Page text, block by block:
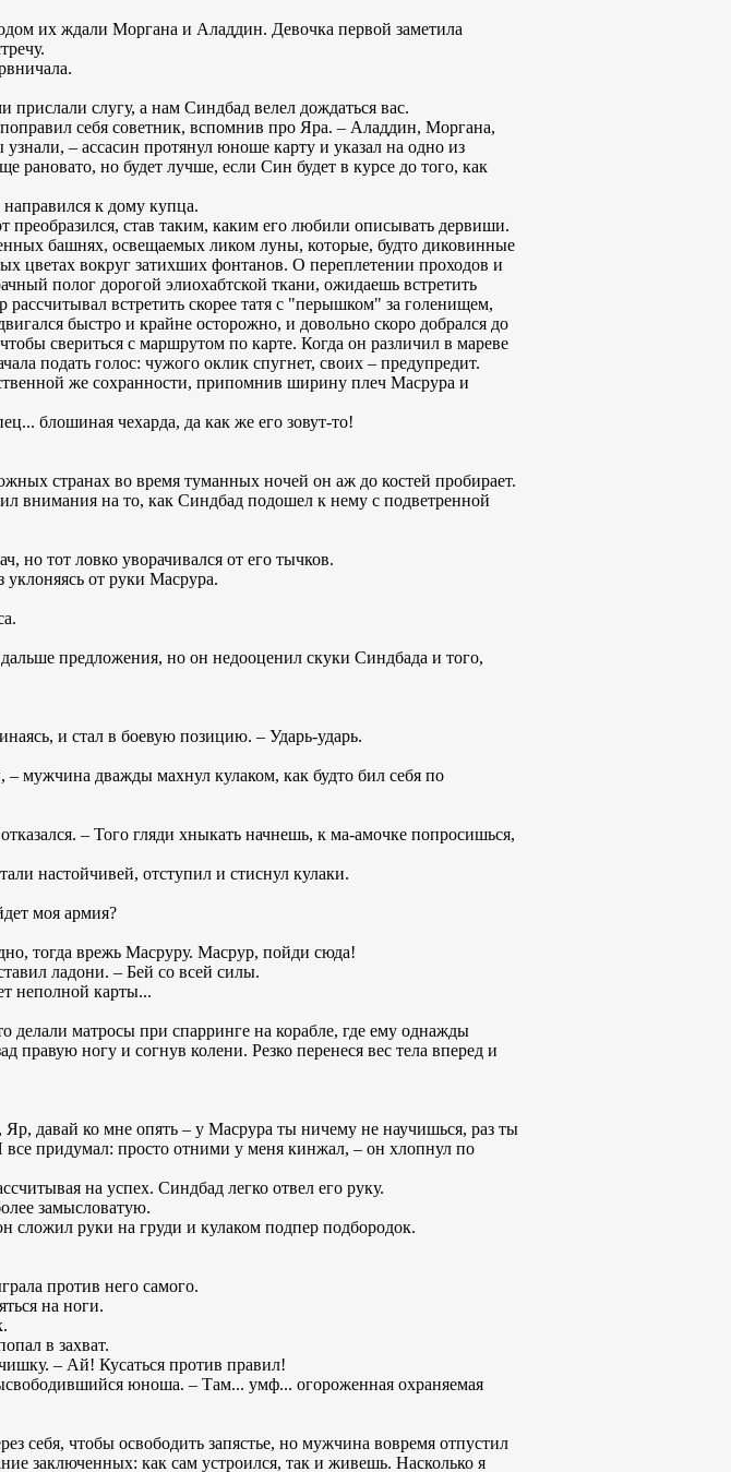
их ждали Моргана и Аладдин. Девочка первой заметила
слугу, а нам Синдбад велел дождаться вас.
себя советник, вспомнив про Яра. – Аладдин, Моргана,
– ассасин протянул юноше карту и указал на одно из
рановато, но будет лучше, если Син будет в курсе до того, как
к дому купца.
преобразился, став таким, каким его любили описывать дервиши.
башнях, освещаемых ликом луны, которые, будто диковинные
цветах вокруг затихших фонтанов. О переплетении проходов и
полог дорогой элиохабтской ткани, ожидаешь встретить
встретить скорее татя с "перышком" за голенищем,
быстро и крайне осторожно, и довольно скоро добрался до
свериться с маршрутом по карте. Когда он различил в мареве
подать голос: чужого оклик спугнет, своих – предупредит.
же сохранности, припомнив ширину плеч Масрура и
блошиная чехарда, да как же его зовут-то!
странах во время туманных ночей он аж до костей пробирает.
внимания на то, как Синдбад подошел к нему с подветренной
но тот ловко уворачивался от его тычков.
уклоняясь от руки Масрура.
предложения, но он недооценил скуки Синдбада и того,
и стал в боевую позицию. – Ударь-ударь.
мужчина дважды махнул кулаком, как будто бил себя по
– Того гляди хныкать начнешь, к ма-амочке попросишься,
настойчивей, отступил и стиснул кулаки.
моя армия?
тогда врежь Масруру. Масрур, пойди сюда!
ладони. – Бей со всей силы.
неполной карты...
делали матросы при спарринге на корабле, где ему однажды
ногу и согнув колени. Резко перенеся вес тела вперед и
давай ко мне опять – у Масрура ты ничему не научишься, раз ты
все придумал: просто отними у меня кинжал, – он хлопнул по
на успех. Синдбад легко отвел его руку.
замысловатую.
сложил руки на груди и кулаком подпер подбородок.
против него самого.
на ноги.
в захват.
– Ай! Кусаться против правил!
юноша. – Там... умф... огороженная охраняемая
себя, чтобы освободить запястье, но мужчина вовремя отпустил
заключенных: как сам устроился, так и живешь. Насколько я